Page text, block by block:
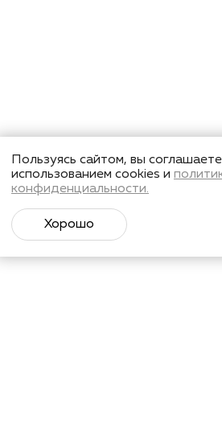
Пользуясь сайтом, вы
использованием cookies и
конфиденциальности.
Хорошо